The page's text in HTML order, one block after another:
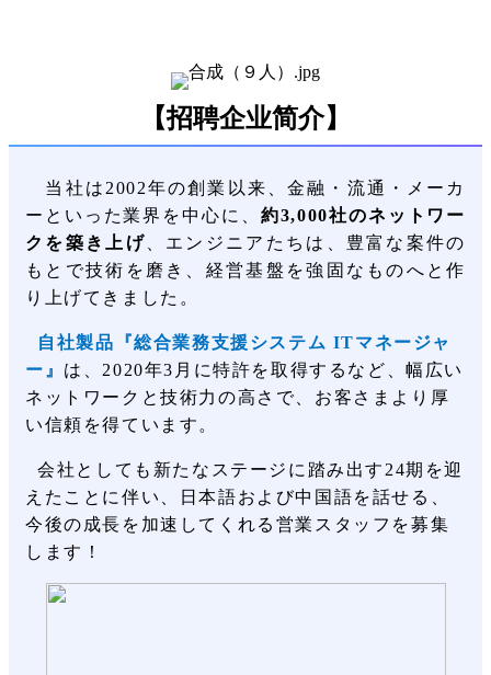
【招聘企业简介】
当社は 2002年の創業以来、金融 ・ 流通 ・
メーカ
ーといった業界を中心に、 約3,000社のネットワー
クを築き上げ 、エンジニアたちは、豊富な案件の
もとで技術を磨き、経営基盤を強固なものへと作
り上げてきました。
自社製品『総合業務支援システム ITマネージャ
ー』 は、2020年3月に特許を取得するなど、幅広い
ネットワークと技術力の高さで、お客さまより厚
い信頼を得ています。
会社としても新たなステージに踏み出す 24期を迎
えたことに伴い、日本語および中国語を話せる、
今後の成長を加速してくれる営業スタッフを募集
します！